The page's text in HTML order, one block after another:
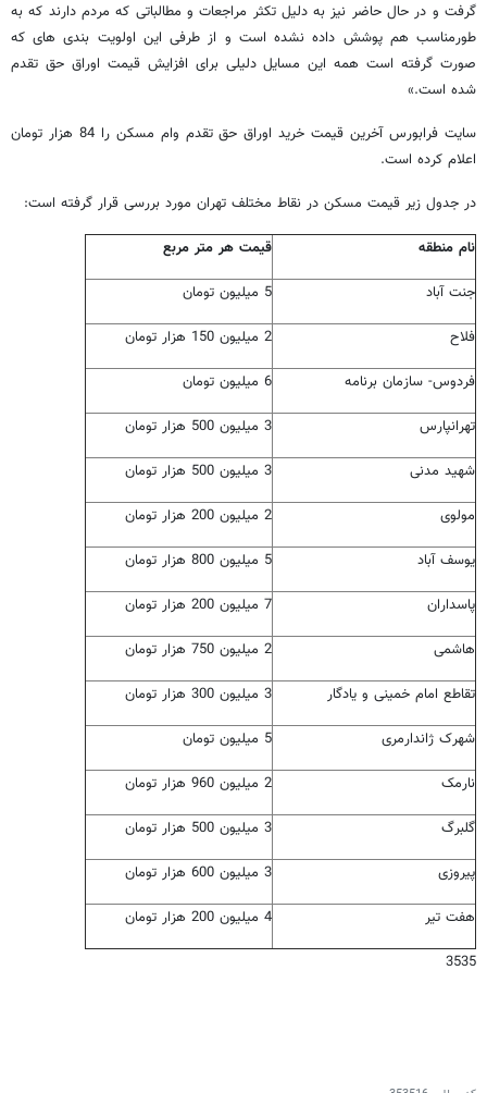
گرفت و در حال حاضر نیز به دلیل تکثر مراجعات و مطالباتی که مردم دارند که به
طورمناسب هم پوشش داده نشده است و از طرفی این اولویت بندی های که
صورت گرفته است همه این مسایل دلیلی برای افزایش قیمت اوراق حق تقدم
شده است.»
سایت فرابورس آخرین قیمت خرید اوراق حق تقدم وام مسکن را 84 هزار تومان
اعلام کرده است.
در جدول زیر قیمت مسکن در نقاط مختلف تهران مورد بررسی قرار گرفته است:
نام منطقه قیمت هر متر مربع
جنت آباد 5 میلیون تومان
فلاح 2 میلیون 150 هزار تومان
فردوس- سازمان برنامه 6 میلیون تومان
تهرانپارس 3 میلیون 500 هزار تومان
شهید مدنی 3 میلیون 500 هزار تومان
مولوی 2 میلیون 200 هزار تومان
یوسف آباد 5 میلیون 800 هزار تومان
پاسداران 7 میلیون 200 هزار تومان
هاشمی 2 میلیون 750 هزار تومان
تقاطع امام خمینی و یادگار 3 میلیون 300 هزار تومان
شهرک ژاندارمری 5 میلیون تومان
نارمک 2 میلیون 960 هزار تومان
گلبرگ 3 میلیون 500 هزار تومان
پیروزی 3 میلیون 600 هزار تومان
هفت تیر 4 میلیون 200 هزار تومان
3535